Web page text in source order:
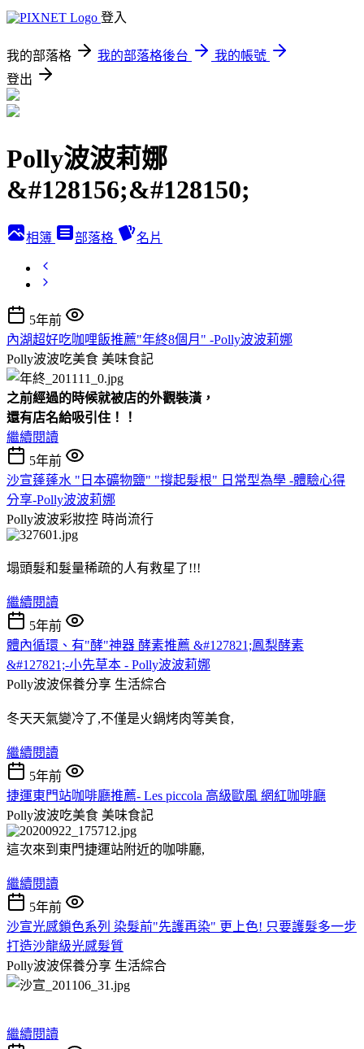
登入
我的部落格 我的部落格後台
我的帳號
登出
Polly波波莉娜
&#128156;&#128150;
相簿 部落格 名片
5年前
內湖超好吃咖哩飯推薦"年終8個月" -Polly波波莉娜
Polly波波吃美食 美味食記
之前經過的時候就被店的外觀裝潢，
還有店名給吸引住！！
繼續閱讀
5年前
沙宣蓬蓬水 "日本礦物鹽" "撐起髮根" 日常型為學 -體驗心得
分享-Polly波波莉娜
Polly波波彩妝控 時尚流行
塌頭髮和髮量稀疏的人有救星了!!!
繼續閱讀
5年前
體內循環、有"酵"神器 酵素推薦 &#127821;鳳梨酵素
&#127821;-小先草本 - Polly波波莉娜
Polly波波保養分享 生活綜合
冬天天氣變冷了,不僅是火鍋烤肉等美食,
繼續閱讀
5年前
捷運東門站咖啡廳推薦- Les piccola 高級歐風 網紅咖啡廳
Polly波波吃美食 美味食記
這次來到東門捷運站附近的咖啡廳,
繼續閱讀
5年前
沙宣光感鎖色系列 染髮前"先護再染" 更上色! 只要護髮多一步
打造沙龍級光感髮質
Polly波波保養分享 生活綜合
繼續閱讀